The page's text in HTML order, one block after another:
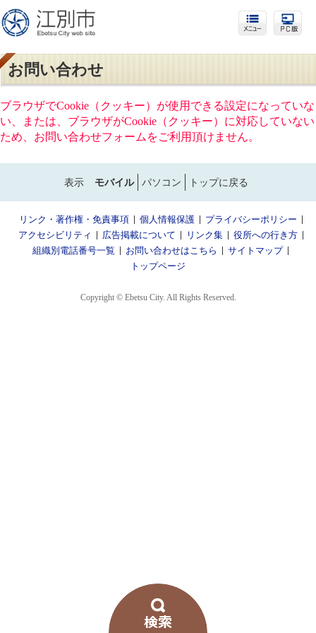
お問い合わせ
ブラウザでCookie（クッキー）が使用できる設定になっていな
い、または、ブラウザがCookie（クッキー）に対応していない
ため、お問い合わせフォームをご利用頂けません。
表示 モバイル パソコン トップに戻る
リンク・著作権・免責事項 個人情報保護
プライバシーポリシー
アクセシビリティ
広告掲載について リンク集
役所への行き方
組織別電話番号一覧
お問い合わせはこちら
サイトマップ
トップページ
Copyright © Ebetsu City. All Rights Reserved.